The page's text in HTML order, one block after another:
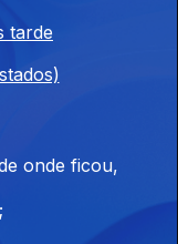
26 mar. 2026
Com Graça
tarde
onde ficou,